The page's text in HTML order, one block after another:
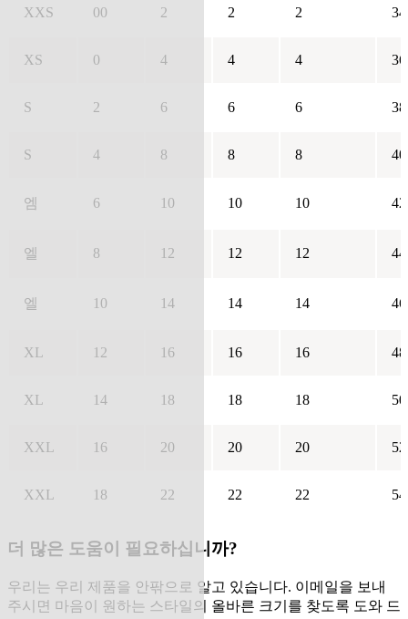
XXS 00 2 2 2 34
XS 0 4 4 4 36
S 2 6 6 6 38
S 4 8 8 8 40
엠 6 10 10 10 42
엘 8 12 12 12 44
엘 10 14 14 14 46
XL 12 16 16 16 48
XL 14 18 18 18 50
XXL 16 20 20 20 52
XXL 18 22 22 22 54
더 많은 도움이 필요하십니까?
우리는 우리 제품을 안팎으로 알고 있습니다. 이메일을 보내
주시면 마음이 원하는 스타일의 올바른 크기를 찾도록 도와 드